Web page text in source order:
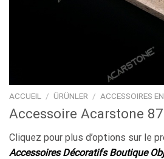
ACCUEIL / ÜRÜNLER / ACCESSOIRES
Accessoire Acarstone 87
Cliquez pour plus d’options sur le
Accessoires Décoratifs Boutique